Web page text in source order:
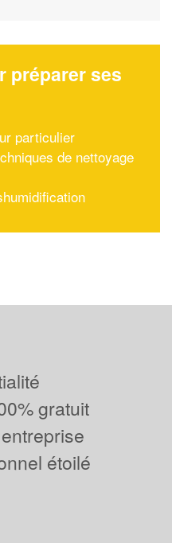
préparer ses
particulier
de nettoyage
gratuit
étoilé